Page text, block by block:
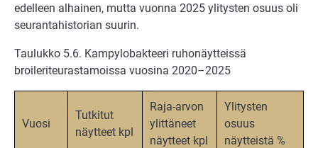
edelleen alhainen, mutta vuonna 2025 ylitysten osuus oli
seurantahistorian suurin.
Taulukko 5.6. Kampylobakteeri ruhonäytteissä
broileriteurastamoissa vuosina 2020–2025
Vuosi
Tutkitut
näytteet kpl
Raja-arvon
ylittäneet
näytteet kpl
Ylitysten
osuus
näytteistä %